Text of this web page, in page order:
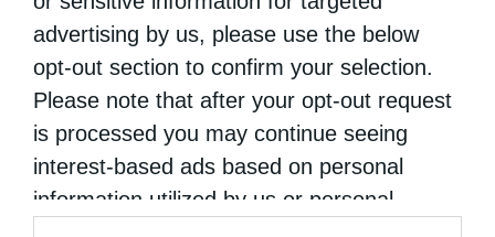
advertising by us, please use the below
opt-out section to confirm your selection.
Please note that after your opt-out request
is processed you may continue seeing
interest-based ads based on personal
information utilized by us or personal